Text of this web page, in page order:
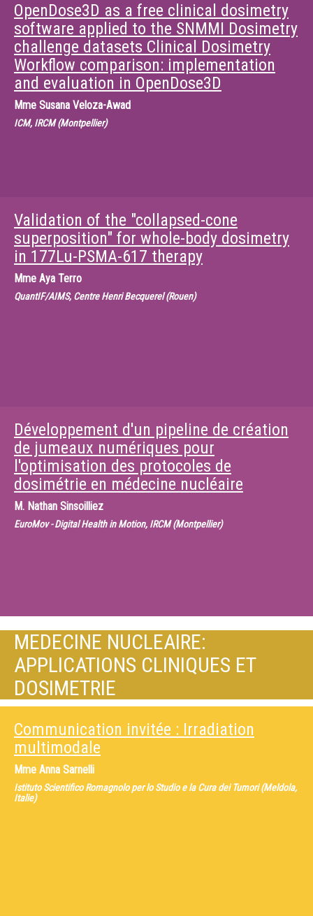
OpenDose3D as a free clinical dosimetry
software applied to the SNMMI Dosimetry
challenge datasets Clinical Dosimetry
Workflow comparison: implementation
and evaluation in OpenDose3D
Mme Susana Veloza-Awad
ICM, IRCM (Montpellier)
Validation of the "collapsed-cone
superposition" for whole-body dosimetry
in 177Lu-PSMA-617 therapy
Mme Aya Terro
QuantIF/AIMS, Centre Henri Becquerel (Rouen)
Développement d'un pipeline de création
de jumeaux numériques pour
l'optimisation des protocoles de
dosimétrie en médecine nucléaire
M. Nathan Sinsoilliez
EuroMov - Digital Health in Motion, IRCM (Montpellier)
MEDECINE NUCLEAIRE:
APPLICATIONS CLINIQUES ET
DOSIMETRIE
Communication invitée : Irradiation
multimodale
Mme Anna Sarnelli
Istituto Scientifico Romagnolo per lo Studio e la Cura dei Tumori (Meldola,
Italie)